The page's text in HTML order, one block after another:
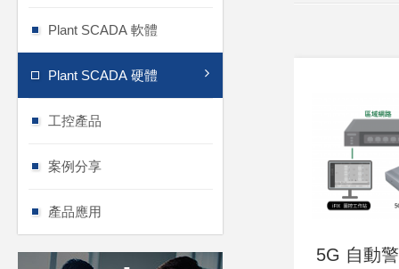
Plant SCADA 軟體
Plant SCADA 硬體
工控產品
案例分享
產品應用
5G 自動